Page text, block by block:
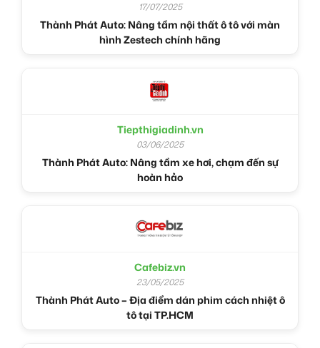
17/07/2025
Thành Phát Auto: Nâng tầm nội thất ô tô với màn
hình Zestech chính hãng
Tiepthigiadinh.vn
03/06/2025
Thành Phát Auto: Nâng tầm xe hơi, chạm đến sự
hoàn hảo
Cafebiz.vn
23/05/2025
Thành Phát Auto – Địa điểm dán phim cách nhiệt ô
tô tại TP.HCM